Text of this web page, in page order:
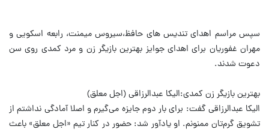
سپس مراسم اهدای تندیس های حافظ،سیروس میمنت، رابعه اسکویی و
مهران غفوریان برای اهدای جوایز بهترین بازیگر زن و مرد کمدی روی سن
دعوت شدند.
بهترین بازیگر زن کمدی:الیکا عبدالرزاقی (اجل معلق)
الیکا عبدالرزاقی گفت: برای بار دوم جایزه می‌گیرم و اصلا آمادگی نداشتم از
تشویق گرم‌تان ممنونم. او یادآور شد: حضور در کنار تیم «اجل معلق» باعث